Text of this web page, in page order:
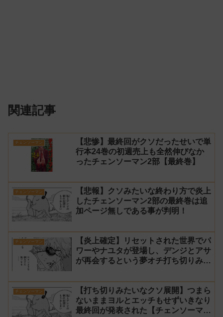
関連記事
チェンソーマン
【悲惨】最終回がクソだったせいで単
行本24巻の初週売上も全然伸びなか
ったチェンソーマン2部【最終巻】
チェンソーマン
【悲報】クソみたいな終わり方で炎上
したチェンソーマン2部の最終巻は追
加ページ無しである事が判明！
チェンソーマン
【炎上確定】リセットされた世界でパ
ワーやナユタが登場し、デンジとアサ
が再会するという夢オチ打ち切りみた
終回 感想】
チェンソーマン
【打ち切りみたいなクソ展開】つまら
ないままヨルとエッチもせずいきなり
最終回が発表された【チェンソーマン